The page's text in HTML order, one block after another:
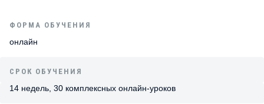
ФОРМА ОБУЧЕНИЯ
онлайн
СРОК ОБУЧЕНИЯ
14 недель, 30 комплексных онлайн-уроков